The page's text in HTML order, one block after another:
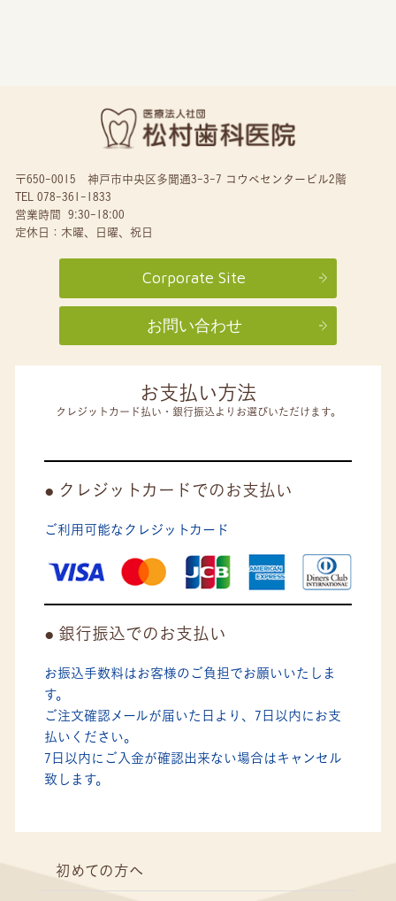
〒650-0015 神戸市中央区多聞通3-3-7 コウベセンタービル2階
TEL 078-361-1833
営業時間 9:30-18:00
定休日：木曜、日曜、祝日
Corporate Site
お問い合わせ
お支払い方法
クレジットカード払い・銀行振込よりお選びいただけます。
クレジットカードでのお支払い
ご利用可能なクレジットカード
銀行振込でのお支払い
お振込手数料はお客様のご負担でお願いいたしま
す。
ご注文確認メールが届いた日より、7日以内にお支
払いください。
7日以内にご入金が確認出来ない場合はキャンセル
致します。
初めての方へ